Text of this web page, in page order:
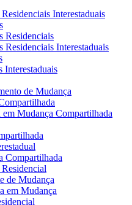
Interestaduais
Residenciais
Residenciais Interestaduais
Interestaduais
de Mudança
em Mudança Compartilhada
Compartilhada
de Mudança
em Mudança